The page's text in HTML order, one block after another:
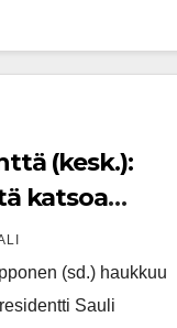
(kesk.):
katsoa
(sd.) haukkuu
Sauli